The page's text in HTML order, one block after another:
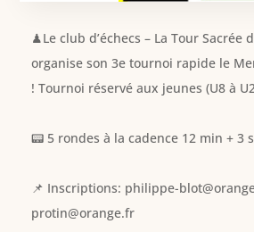
♟Le club d’échecs – La Tour Sacrée
organise son 3e tournoi rapide le
! Tournoi réservé aux jeunes (U8 à
📟 5 rondes à la cadence 12 min + 3
📌 Inscriptions: philippe-
protin@orange.fr